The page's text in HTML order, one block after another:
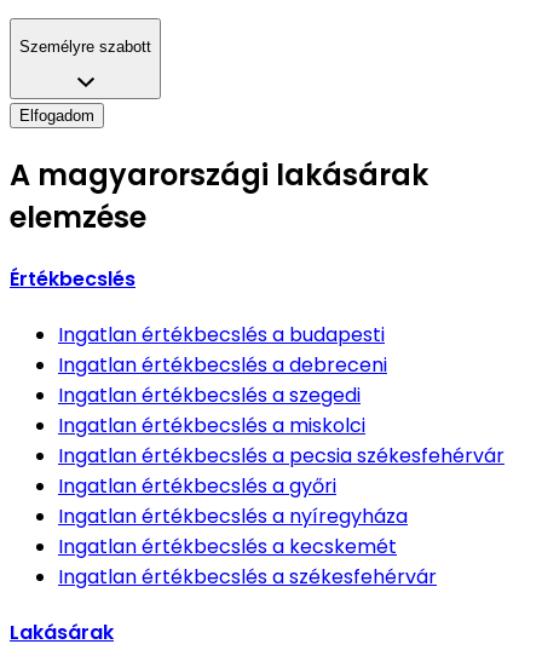
Személyre szabott
Elfogadom
A magyarországi lakásárak
elemzése
Értékbecslés
Ingatlan értékbecslésa budapesti
Ingatlan értékbecslésa debreceni
Ingatlan értékbecslésa szegedi
Ingatlan értékbecslésa miskolci
Ingatlan értékbecslésa pecsia székesfehérvár
Ingatlan értékbecslésa győri
Ingatlan értékbecslésa nyíregyháza
Ingatlan értékbecslésa kecskemét
Ingatlan értékbecslésa székesfehérvár
Lakásárak